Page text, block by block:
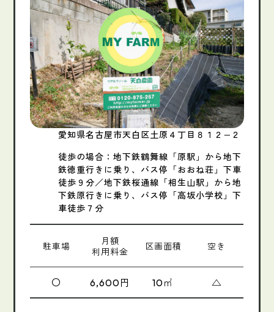
愛知県名古屋市天白区土原４丁目８１２−２
徒歩の場合：地下鉄鶴舞線「原駅」から地下
鉄徳重行きに乗り、バス停「おおね荘」下車
徒歩９分／地下鉄桜通線「相生山駅」から地
下鉄原行きに乗り、バス停「高坂小学校」下
車徒歩７分
駐車場
月額
利用料金
区画面積 空き
〇 6,600円 10㎡ △